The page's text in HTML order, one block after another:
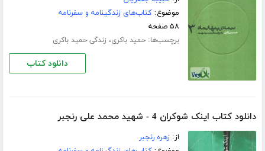
موضوع:کتاب‌های زندگینامه و سفرنامه
۵۸ صفحه
برچسب‌ها:حمید باکری، زندگی حمید باکری
دانلود کتاب
دانلود کتاب اینک شوکران 4 - شهید محمد علی رنجبر
از:زهره رنجبر